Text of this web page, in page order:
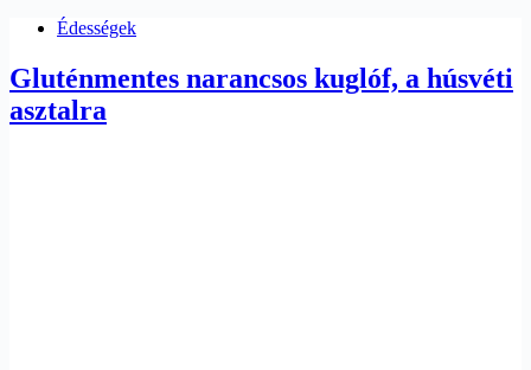
Édességek
Gluténmentes narancsos kuglóf, a húsvéti
asztalra